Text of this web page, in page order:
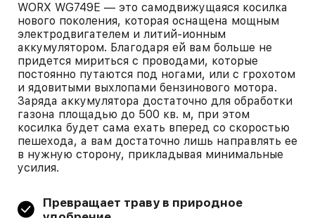
WORX WG749E — это самодвижущаяся косилка
нового поколения, которая оснащена мощным
электродвигателем и литий-ионным
аккумулятором. Благодаря ей вам больше не
придется мириться с проводами, которые
постоянно путаются под ногами, или с грохотом
и ядовитыми выхлопами бензинового мотора.
Заряда аккумулятора достаточно для обработки
газона площадью до 500 кв. м, при этом
косилка будет сама ехать вперед со скоростью
пешехода, а вам достаточно лишь направлять ее
в нужную сторону, прикладывая минимальные
усилия.
Превращает траву в природное